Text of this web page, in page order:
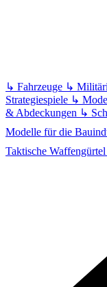
↳ Fahrzeuge ↳
Strategiespiele ↳
& Abdeckungen ↳
Modelle für die
Taktische Waffengürtel